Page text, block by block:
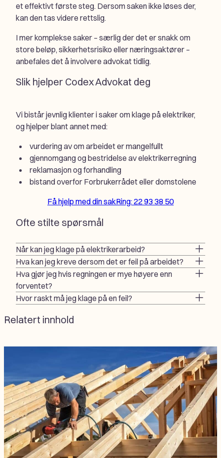
et effektivt første steg. Dersom saken ikke løses der,
kan den tas videre rettslig.
I mer komplekse saker – særlig der det er snakk om
store beløp, sikkerhetsrisiko eller næringsaktører –
anbefales det å involvere advokat tidlig.
Slik hjelper Codex Advokat deg
Vi bistår jevnlig klienter i saker om klage på elektriker,
og hjelper blant annet med:
vurdering av om arbeidet er mangelfullt
gjennomgang og bestridelse av elektrikerregning
reklamasjon og forhandling
bistand overfor Forbrukerrådet eller domstolene
Få hjelp med din sakRing: 22 93 38 50
Ofte stilte spørsmål
Når kan jeg klage på elektrikerarbeid?
Hva kan jeg kreve dersom det er feil på arbeidet?
Hva gjør jeg hvis regningen er mye høyere enn
forventet?
Hvor raskt må jeg klage på en feil?
Relatert innhold